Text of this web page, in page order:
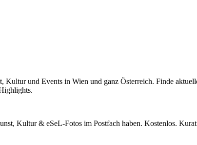
Kultur und Events in Wien und ganz Österreich. Finde
Kultur & eSeL-Fotos im Postfach haben. Kostenlos.